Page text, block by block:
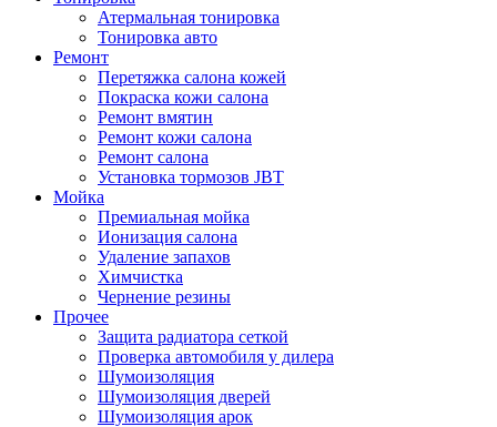
Атермальная тонировка
Тонировка авто
Ремонт
Перетяжка салона кожей
Покраска кожи салона
Ремонт вмятин
Ремонт кожи салона
Ремонт салона
Установка тормозов JBT
Мойка
Премиальная мойка
Ионизация салона
Удаление запахов
Химчистка
Чернение резины
Прочее
Защита радиатора сеткой
Проверка автомобиля у дилера
Шумоизоляция
Шумоизоляция дверей
Шумоизоляция арок